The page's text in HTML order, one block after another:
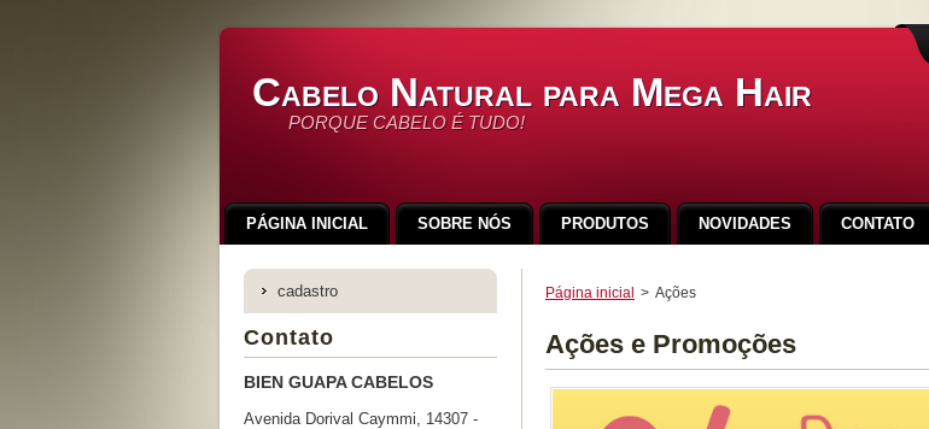
Cabelo Natural para Mega Hair
PORQUE CABELO É TUDO!
Página inicial > Ações
Ações e Promoções
cadastro
Contato
BIEN GUAPA CABELOS
Avenida Dorival Caymmi, 14307 -
PÁGINA INICIAL SOBRE NÓS PRODUTOS NOVIDADES CONTATO